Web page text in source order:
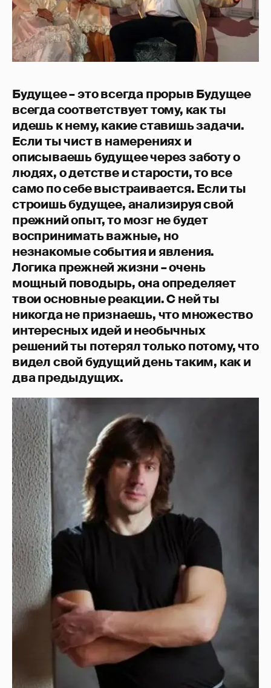
Будущее – это всегда прорыв Будущее
всегда соответствует тому, как ты
идешь к нему, какие ставишь задачи.
Если ты чист в намерениях и
описываешь будущее через заботу о
людях, о детстве и старости, то все
само по себе выстраивается. Если ты
строишь будущее, анализируя свой
прежний опыт, то мозг не будет
воспринимать важные, но
незнакомые события и явления.
Логика прежней жизни – очень
мощный поводырь, она определяет
твои основные реакции. С ней ты
никогда не признаешь, что множество
интересных идей и необычных
решений ты потерял только потому, что
видел свой будущий день таким, как и
два предыдущих.